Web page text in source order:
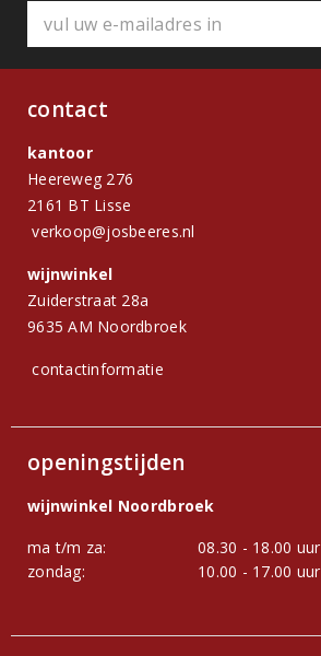
contact
kantoor
Heereweg 276
2161 BT Lisse
verkoop@josbeeres.nl
wijnwinkel
Zuiderstraat 28a
9635 AM Noordbroek
contactinformatie
openingstijden
wijnwinkel Noordbroek
ma t/m za:
08.30 - 18.00 uur
zondag:
10.00 - 17.00 uur